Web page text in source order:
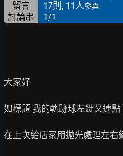
留言
17則, 11人參與
討論串 1/1
大家好
如標題 我的軌跡球左鍵又連點
在上次給店家用拋光處理左右